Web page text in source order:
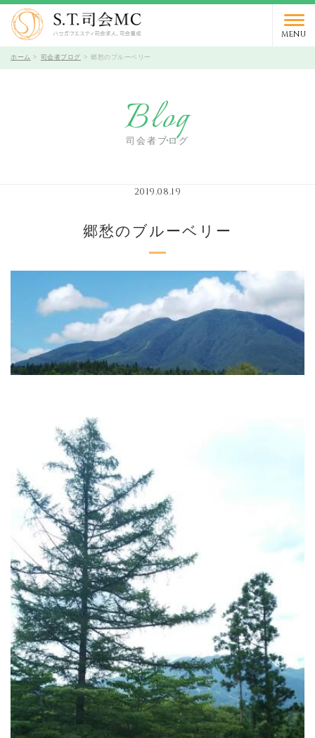
MENU
受付時間 10時～19時 / 定休日 火曜日
ホーム 司会者ブログ 郷愁のブルーベリー
Blog
司会者ブログ
2019.08.19
郷愁のブルーベリー